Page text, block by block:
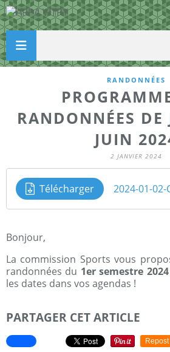
RANDONNÉES
RANDONNÉES DE
JUIN
2 JANVIER 2024
Télécharger
Bonjour,
La commission Sports vous
randonnées du 1er semestre 2024
les dates dans vos agendas !
PARTAGER CET ARTICLE
Repost